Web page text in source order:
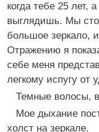
когда тебе 25 лет,
выглядишь. Мы
большое зеркало,
Отражению я
себе меня
легкому испугу от
Темные волосы,
Мое дыхание
холст на зеркале.